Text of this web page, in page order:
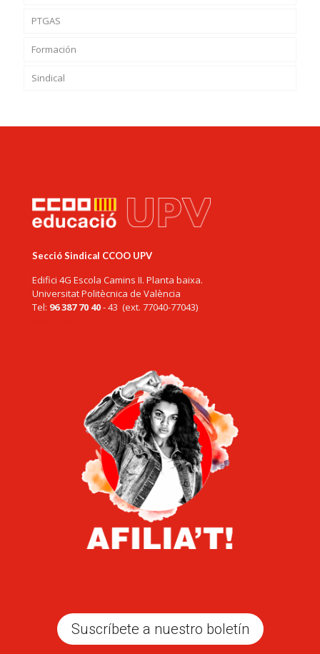
PTGAS
Formación
Sindical
Secció Sindical CCOO UPV
Edifici 4G Escola Camins II. Planta baixa.
Universitat Politècnica de València
Tel: 96 387 70 40- 43 (ext. 77040-77043)
Suscríbete a nuestro boletín